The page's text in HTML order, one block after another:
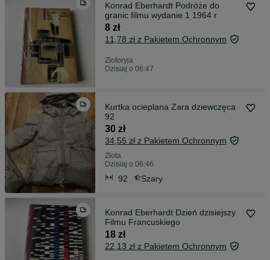
Konrad Eberhardt Podróże do
granic filmu wydanie 1 1964 r
8 zł
11,78 zł z Pakietem Ochronnym
Złotoryja
Dzisiaj o 06:47
Kurtka ocieplana Zara dziewczęca
92
30 zł
34,55 zł z Pakietem Ochronnym
Złota
Dzisiaj o 06:46
92 Szary
Konrad Eberhardt Dzień dzisiejszy
Filmu Francuskiego
18 zł
22,13 zł z Pakietem Ochronnym